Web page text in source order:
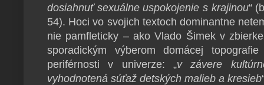
dosiahnuť sexuálne uspokojenie s krajinou“
54). Hoci vo svojich textoch dominantne
nie pamfleticky – ako Vlado Šimek v
sporadickým výberom domácej
periférnosti v univerze: „v závere
vyhodnotená súťaž detských malieb a kresieb